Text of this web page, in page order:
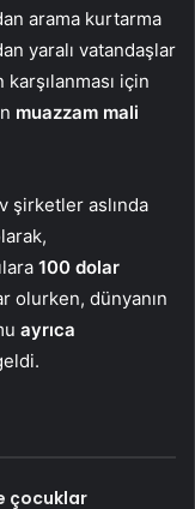
arama kurtarma
yaralı vatandaşlar
için
muazzam mali
şirketler aslında
100 dolar
olurken, dünyanın
ayrıca
çocuklar